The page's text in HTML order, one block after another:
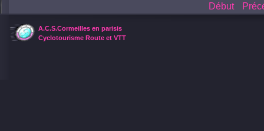
Début
A.C.S.Cormeilles en parisis
Cyclotourisme Route et VTT